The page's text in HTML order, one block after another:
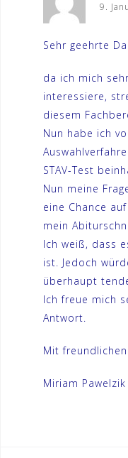
9.
Sehr geehrte
da ich mich
interessiere,
diesem
Nun habe ich
STAV-Test
Nun meine
eine Chance
mein
Ich weiß, dass
ist. Jedoch
überhaupt
Ich freue mich
Antwort.
Mit
Miriam Pawelzik